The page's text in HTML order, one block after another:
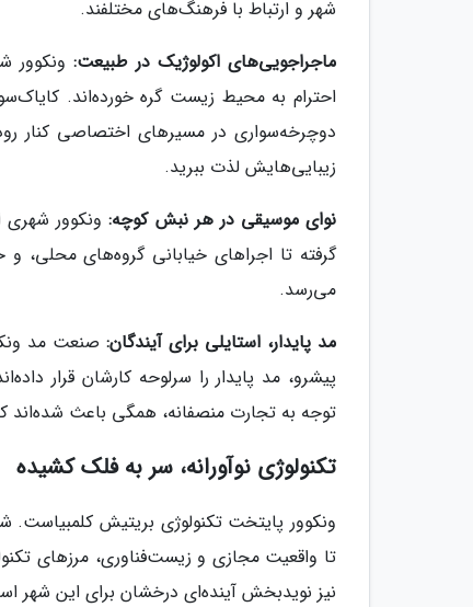
شهر و ارتباط با فرهنگ‌های مختلفند.
ماجراجویی‌های اکولوژیک در طبیعت:ونکوور
احترام به محیط زیست گره خورده‌اند.
دوچرخه‌سواری در مسیرهای اختصاصی کنار
زیبایی‌هایش لذت ببرید.
نوای موسیقی در هر نبش کوچه:ونکوور شهری
گرفته تا اجراهای خیابانی گروه‌های محلی،
می‌رسد.
مد پایدار، استایلی برای آیندگان: صنعت مد
پیشرو، مد پایدار را سرلوحه کارشان قرار
توجه به تجارت منصفانه، همگی باعث
تکنولوژی نوآورانه، سر به فلک کشیده
ونکوور پایتخت تکنولوژی بریتیش
تا واقعیت مجازی و زیست‌فناوری، مرزهای
نیز نویدبخش آینده‌ای درخشان برای این شهر